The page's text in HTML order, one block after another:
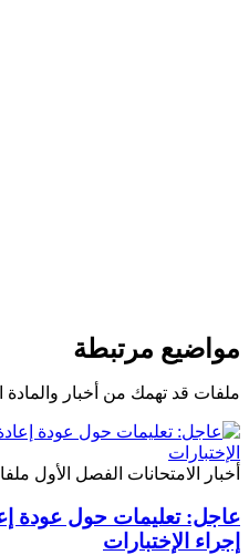
مواضيع مرتبطة
ملفات قد تهمك من أخبار والمادة
أخبار الامتحانات الفصل الأول
عاجل: تعليمات حول عودة
إجراء الإختبارات